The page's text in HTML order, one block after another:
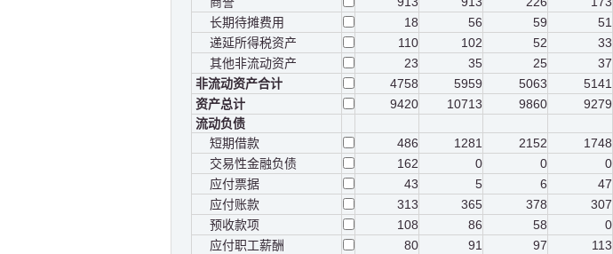
长期待摊费用
18 56 59 51
递延所得税资产
110 102 52 33
其他非流动资产
23 35 25 37
非流动资产合计
4758 5959 5063 5141
资产总计
9420 10713 9860 9279
流动负债
短期借款
486 1281 2152 1748
交易性金融负债
162 0 0 0
应付票据
43 5 6 47
应付账款
313 365 378 307
预收款项
108 86 58 0
应付职工薪酬
80 91 97 113